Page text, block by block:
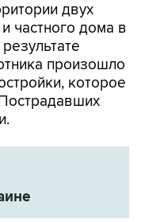
двух
частного дома в
произошло
которое